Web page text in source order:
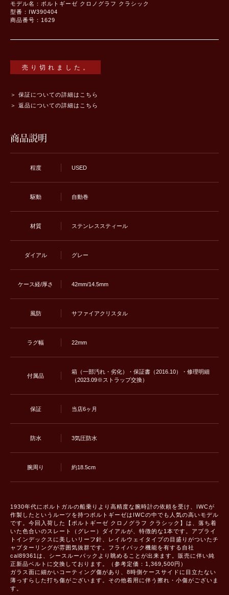
モデル名：ポルトギーゼ クロノグラフ クラシック
型番：IW390404
商品番号：1629
売り切れました。
＞ 保証についての詳細はこちら
＞ 返品についての詳細はこちら
商品説明
程度 USED
駆動 自動巻
材質 ステンレススティール
ダイアル グレー
ケース経/厚さ 42mm/14.5mm
風防 サファイアクリスタル
ラグ幅 22mm
付属品
箱（一部汚れ・劣化）・保証書（2016.10）・修理明細
（2023.09※ストラップ交換）
保証 当店6ヶ月
防水 3気圧防水
腕周り 約18.5cm
1930年代にポルトガルの船乗りより高精度な腕時計の依頼を受け、IWCが
作製したというルーツを持つポルトギーゼはIWCの中でも人気の高いモデル
です。今回入荷した【ポルトギーゼ クロノグラフ クラシック】は、落ち着
いた色合いのスレート（グレー）ダイアルが、特徴的な1本です。アプライ
トインデックスに美しいリーフ針、レイルウェイタイプの目盛りがついたチ
ャプターリングが雰囲気抜群です。フライバック機能を有する自社
cal89361は、シースルーバックより眺めることが出来ます。販売に伴い純
正新品ベルトに交換しております。（参考定価：1,369,500円）
ガラス面に細かいコーティング傷があり、8時側ケースサイドに目立たない
薄っすらした打ち傷がございます。その他着用に伴う擦れ・小傷がございま
す。